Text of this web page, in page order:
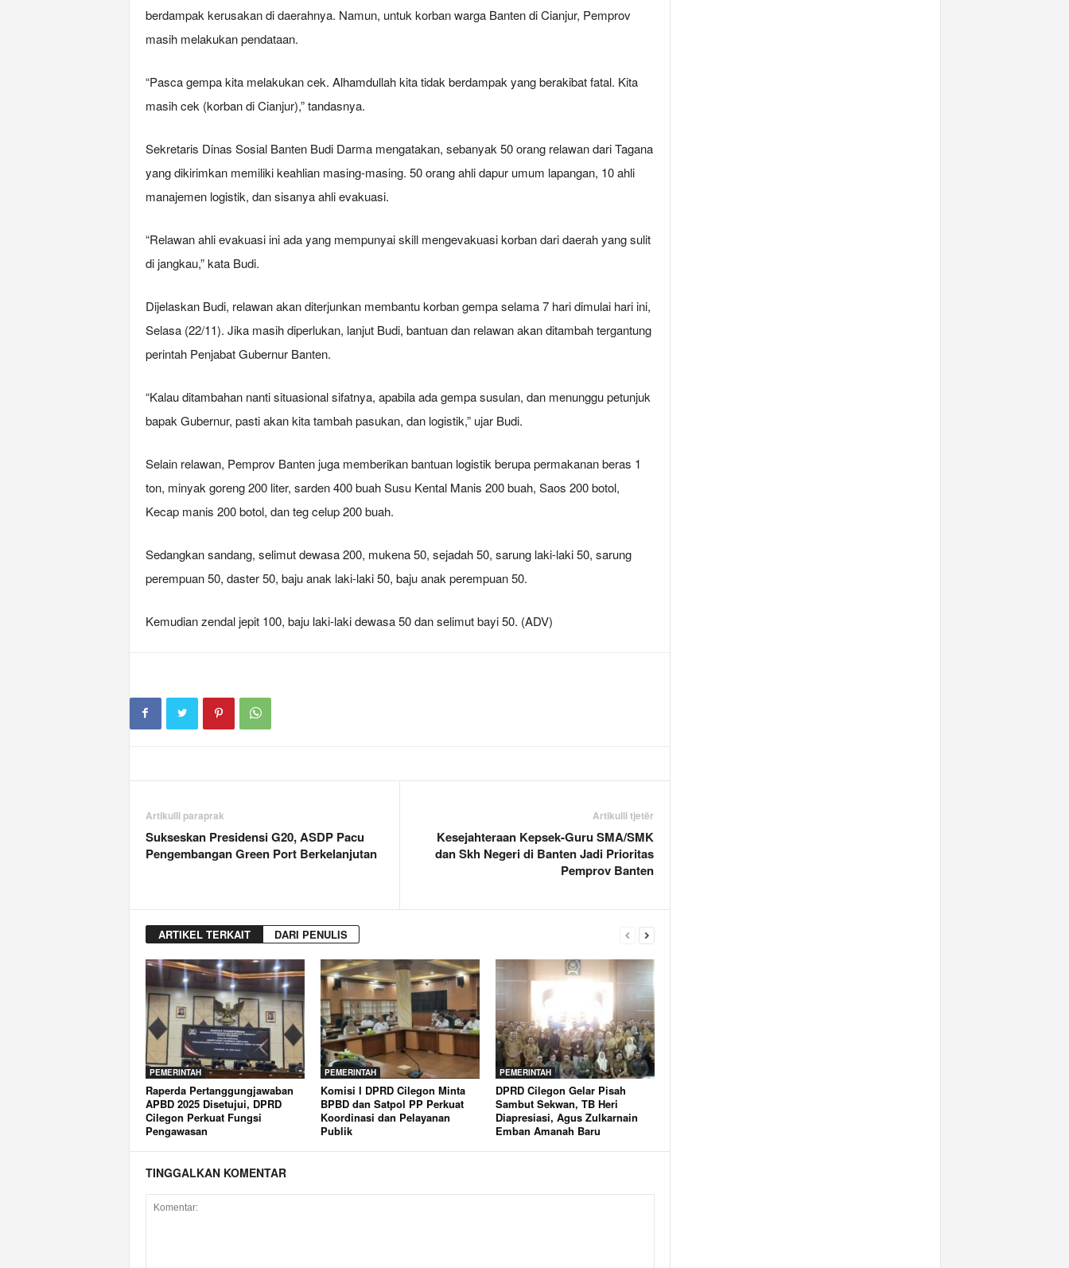
berdampak kerusakan di daerahnya. Namun, untuk korban warga Banten di Cianjur, Pemprov
masih melakukan pendataan.
“Pasca gempa kita melakukan cek. Alhamdullah kita tidak berdampak yang berakibat fatal. Kita
masih cek (korban di Cianjur),” tandasnya.
Sekretaris Dinas Sosial Banten Budi Darma mengatakan, sebanyak 50 orang relawan dari Tagana
yang dikirimkan memiliki keahlian masing-masing. 50 orang ahli dapur umum lapangan, 10 ahli
manajemen logistik, dan sisanya ahli evakuasi.
“Relawan ahli evakuasi ini ada yang mempunyai skill mengevakuasi korban dari daerah yang sulit
di jangkau,” kata Budi.
Dijelaskan Budi, relawan akan diterjunkan membantu korban gempa selama 7 hari dimulai hari ini,
Selasa (22/11). Jika masih diperlukan, lanjut Budi, bantuan dan relawan akan ditambah tergantung
perintah Penjabat Gubernur Banten.
“Kalau ditambahan nanti situasional sifatnya, apabila ada gempa susulan, dan menunggu petunjuk
bapak Gubernur, pasti akan kita tambah pasukan, dan logistik,” ujar Budi.
Selain relawan, Pemprov Banten juga memberikan bantuan logistik berupa permakanan beras 1
ton, minyak goreng 200 liter, sarden 400 buah Susu Kental Manis 200 buah, Saos 200 botol,
Kecap manis 200 botol, dan teg celup 200 buah.
Sedangkan sandang, selimut dewasa 200, mukena 50, sejadah 50, sarung laki-laki 50, sarung
perempuan 50, daster 50, baju anak laki-laki 50, baju anak perempuan 50.
Kemudian zendal jepit 100, baju laki-laki dewasa 50 dan selimut bayi 50. (ADV)
Artikulli paraprak
Sukseskan Presidensi G20, ASDP Pacu
Pengembangan Green Port Berkelanjutan
Artikulli tjetër
Kesejahteraan Kepsek-Guru SMA/SMK
dan Skh Negeri di Banten Jadi Prioritas
Pemprov Banten
ARTIKEL TERKAIT DARI PENULIS
PEMERINTAH
Raperda Pertanggungjawaban
APBD 2025 Disetujui, DPRD
Cilegon Perkuat Fungsi
Pengawasan
PEMERINTAH
Komisi I DPRD Cilegon Minta
BPBD dan Satpol PP Perkuat
Koordinasi dan Pelayanan
Publik
PEMERINTAH
DPRD Cilegon Gelar Pisah
Sambut Sekwan, TB Heri
Diapresiasi, Agus Zulkarnain
Emban Amanah Baru
TINGGALKAN KOMENTAR